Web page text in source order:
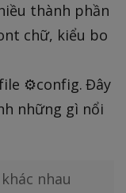
thành phần
chữ, kiểu bo
⚙️config. Đây
những gì nổi
nhau